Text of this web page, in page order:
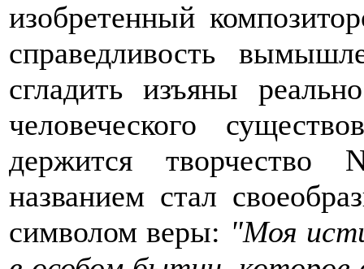
изобретенный
справедливость
сгладить изъяны
человеческого
держится
названием стал
символом веры: "Моя